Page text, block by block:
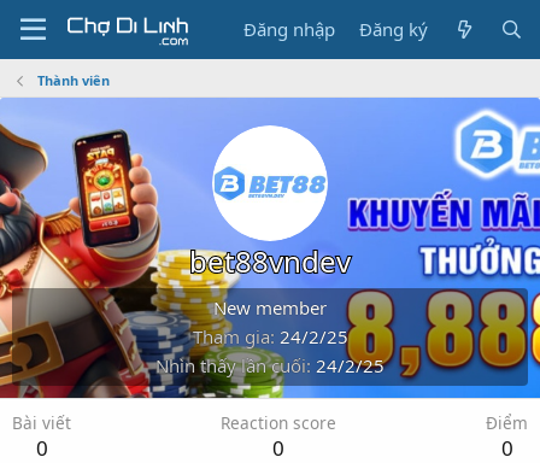
Đăng nhập Đăng ký
Thành viên
bet88vndev
New member
Tham gia 24/2/25
Nhìn thấy lần cuối 24/2/25
Bài viết
0
Reaction score
0
Điểm
0